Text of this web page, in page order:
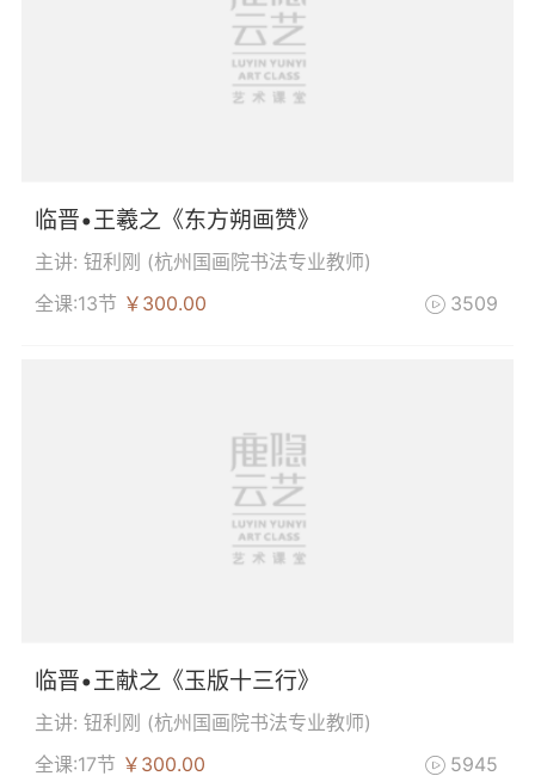
临晋•王羲之《东方朔画赞》
主讲: 钮利刚 (杭州国画院书法专业教师)
全课:13节 ￥300.00  3509
临晋•王献之《玉版十三行》
主讲: 钮利刚 (杭州国画院书法专业教师)
全课:17节 ￥300.00  5945